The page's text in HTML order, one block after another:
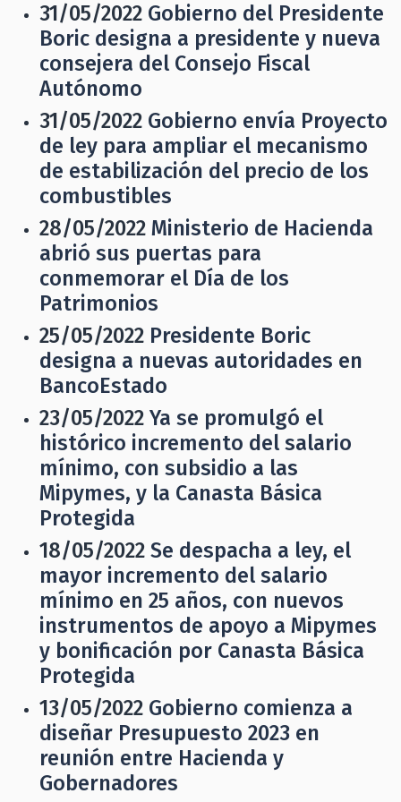
31/05/2022 Gobierno del Presidente
Boric designa a presidente y nueva
consejera del Consejo Fiscal
Autónomo
31/05/2022 Gobierno envía Proyecto
de ley para ampliar el mecanismo
de estabilización del precio de los
combustibles
28/05/2022 Ministerio de Hacienda
abrió sus puertas para
conmemorar el Día de los
Patrimonios
25/05/2022 Presidente Boric
designa a nuevas autoridades en
BancoEstado
23/05/2022 Ya se promulgó el
histórico incremento del salario
mínimo, con subsidio a las
Mipymes, y la Canasta Básica
Protegida
18/05/2022 Se despacha a ley, el
mayor incremento del salario
mínimo en 25 años, con nuevos
instrumentos de apoyo a Mipymes
y bonificación por Canasta Básica
Protegida
13/05/2022 Gobierno comienza a
diseñar Presupuesto 2023 en
reunión entre Hacienda y
Gobernadores